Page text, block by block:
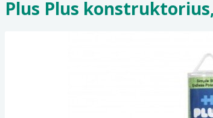
Plus Plus